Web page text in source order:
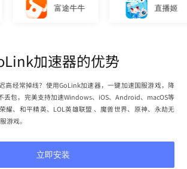
富途牛牛 直播姬
加速器的优势
高经常掉线？使用GoLink加速器，一键加速国服游戏，降
丢包，完美支持加速Windows、iOS、Android、macOS等
耀、和平精英、LOL英雄联盟 、魔兽世界、原神、永劫无
游戏。
立即安装